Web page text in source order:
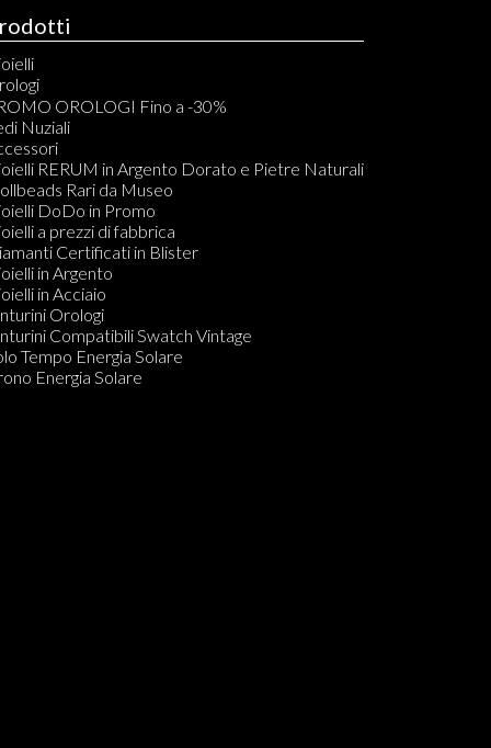
Automatici
Quarzo
Tempo Automatici
Tempo Quarzo
Carica Manuale
al Quarzo
Automatico
Digitale
Carica Manuale
Tempo Carica Manuale
Analogico Digitale
Tempo Energia Solare
OROLOGI Fino a -30%
Nuziali
RERUM in Argento Dorato e Pietre Naturali
Rari da Museo
DoDo in Promo
a prezzi di fabbrica
Certificati in Blister
in Argento
in Acciaio
Orologi
Compatibili Swatch Vintage
Tempo Energia Solare
Energia Solare